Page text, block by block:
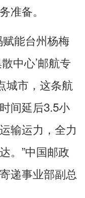
准备。
能台州杨梅
中心’邮航专
城市，这条航
间延后3.5小
输运力，全力
。”中国邮政
递事业部副总